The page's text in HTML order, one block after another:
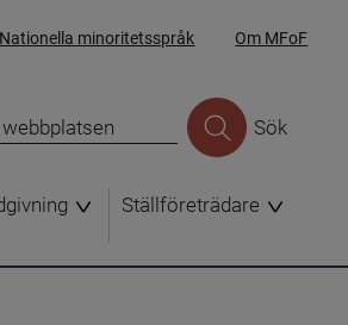
Nationella minoritetsspråk Om MFoF
Sök
Ställföreträdare